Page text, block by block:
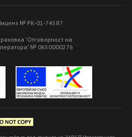
№ РК-01-74587
"Отговорност на
№ 0650000276